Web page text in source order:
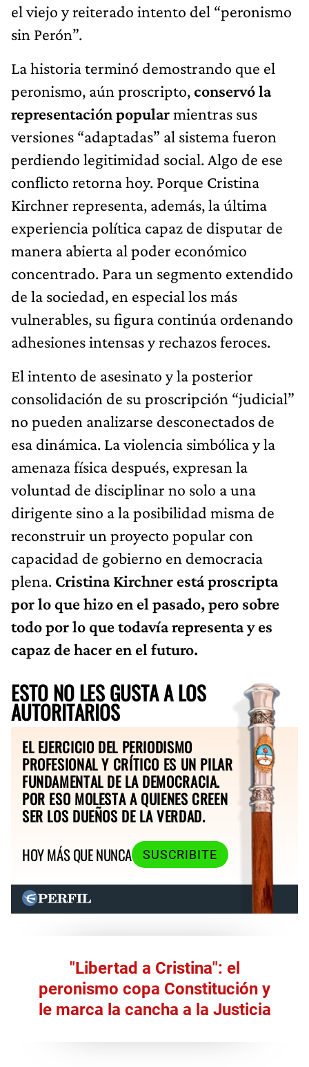
el viejo y reiterado intento del “peronismo
sin Perón”.
La historia terminó demostrando que el
peronismo, aún proscripto,conservó la
representación popularmientras sus
versiones “adaptadas” al sistema fueron
perdiendo legitimidad social. Algo de ese
conflicto retorna hoy. Porque Cristina
Kirchner representa, además, la última
experiencia política capaz de disputar de
manera abierta al poder económico
concentrado. Para un segmento extendido
de la sociedad, en especial los más
vulnerables, su figura continúa ordenando
adhesiones intensas y rechazos feroces.
El intento de asesinato y la posterior
consolidación de su proscripción “judicial”
no pueden analizarse desconectados de
esa dinámica. La violencia simbólica y la
amenaza física después, expresan la
voluntad de disciplinar no solo a una
dirigente sino a la posibilidad misma de
reconstruir un proyecto popular con
capacidad de gobierno en democracia
plena. Cristina Kirchner está proscripta
por lo que hizo en el pasado, pero sobre
todo por lo que todavía representa y es
capaz de hacer en el futuro.
ESTO NO LES GUSTA A LOS
AUTORITARIOS
EL EJERCICIO DEL PERIODISMO
PROFESIONAL Y CRÍTICO ES UN PILAR
FUNDAMENTAL DE LA DEMOCRACIA.
POR ESO MOLESTA A QUIENES CREEN
SER LOS DUEÑOS DE LA VERDAD.
HOY MÁS QUE NUNCA
SUSCRIBITE
"Libertad a Cristina": el
peronismo copa Constitución y
le marca la cancha a la Justicia